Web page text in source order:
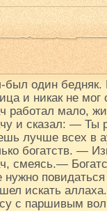
один бедняк.
и никак не
работал мало,
и сказал: — Ты
лучше всех в
богатств. —
смеясь.—
нужно
искать
с паршивым